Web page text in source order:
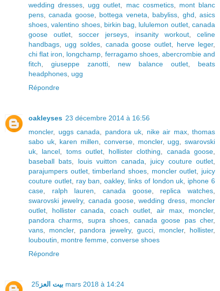
wedding dresses
ugg outlet mac cosmetics, mont blanc
pens ,canada goose, bottega veneta babyliss ghd ,asics
shoes ,valentino shoes, birkin bag lululemon outlet,canada
goose outlet
soccer jerseys insanity workout
celine
handbags
ugg soldes, canada goose outlet herve leger,
chi flat iron
longchamp ferragamo shoes, abercrombie and
fitch
giuseppe zanotti new balance outlet
beats
headphones ugg
Répondre
oakleyses 23 décembre 2014 à 16:56
moncler, uggs canada pandora uk nike air max, thomas
sabo uk, karen millen converse, moncler, ugg ,swarovski
uk
lancel toms outlet, hollister clothing canada goose
baseball bats
louis vuitton canada juicy couture outlet
parajumpers outlet,timberland shoes moncler outlet
juicy
couture outlet, ray ban ,oakley, links of london uk
iphone 6
case
ralph lauren ,canada goose, replica watches
swarovski jewelry, canada goose ,wedding dress, moncler
outlet
hollister canada coach outlet air max moncler,
pandora charms
supra shoes,canada goose pas cher,
vans
moncler, pandora jewelry, gucci, moncler, hollister,
louboutin
montre femme converse shoes
Répondre
بيت العز 25 mars 2018 à 14:24